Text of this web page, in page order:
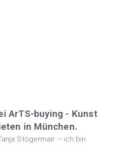
ArTS-buying - Kunst
in München.
Stögermair – ich bin